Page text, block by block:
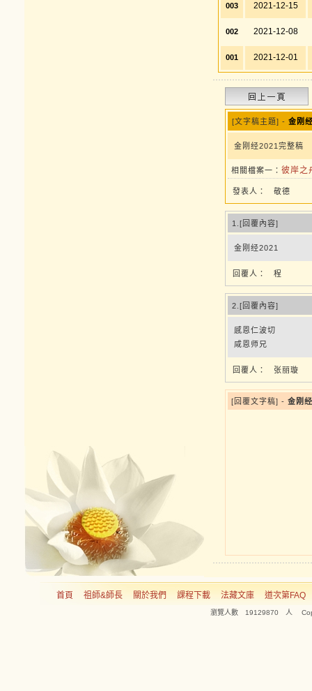
003 2021-12-15
002 2021-12-08
001 2021-12-01
[文字稿主題] - 金刚
金刚经2021完整稿
相關檔案一： 彼岸之
發表人： 敬德
1.[回覆內容]
金刚经2021
回覆人： 程
2.[回覆內容]
感恩仁波切
咸恩师兄
回覆人： 张丽璇
[回覆文字稿] - 金刚
首頁 祖師&師長 關於我們 課程下載 法藏文庫 道次第FAQ
瀏覽人數 19129870 人